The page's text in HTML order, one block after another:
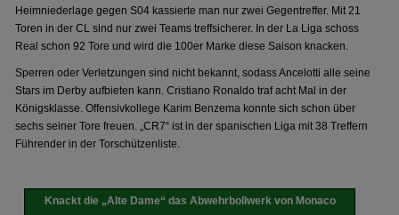
Heimniederlage gegen S04 kassierte man nur zwei Gegentreffer. Mit 21
Toren in der CL sind nur zwei Teams treffsicherer. In der La Liga schoss
Real schon 92 Tore und wird die 100er Marke diese Saison knacken.
Sperren oder Verletzungen sind nicht bekannt, sodass Ancelotti alle seine
Stars im Derby aufbieten kann. Cristiano Ronaldo traf acht Mal in der
Königsklasse. Offensivkollege Karim Benzema konnte sich schon über
sechs seiner Tore freuen. „CR7“ ist in der spanischen Liga mit 38 Treffern
Führender in der Torschützenliste.
Knackt die „Alte Dame“ das Abwehrbollwerk von Monaco